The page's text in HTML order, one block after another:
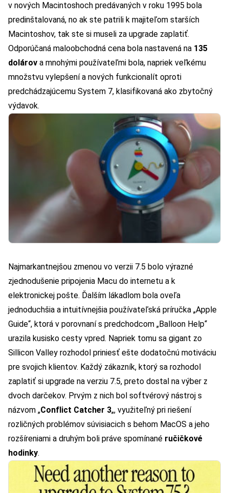
v nových Macintoshoch predávaných v roku 1995 bola
predinštalovaná, no ak ste patrili k majiteľom starších
Macintoshov, tak ste si museli za upgrade zaplatiť.
Odporúčaná maloobchodná cena bola nastavená na 135
dolárov a mnohými používateľmi bola, napriek veľkému
množstvu vylepšení a nových funkcionalít oproti
predchádzajúcemu System 7, klasifikovaná ako zbytočný
výdavok.
Najmarkantnejšou zmenou vo verzii 7.5 bolo výrazné
zjednodušenie pripojenia Macu do internetu a k
elektronickej pošte. Ďalším lákadlom bola oveľa
jednoduchšia a intuitívnejšia používateľská príručka „Apple
Guide“, ktorá v porovnaní s predchodcom „Balloon Help“
urazila kusisko cesty vpred. Napriek tomu sa gigant zo
Sillicon Valley rozhodol priniesť ešte dodatočnú motiváciu
pre svojich klientov. Každý zákazník, ktorý sa rozhodol
zaplatiť si upgrade na verziu 7.5, preto dostal na výber z
dvoch darčekov. Prvým z nich bol softvérový nástroj s
názvom „Conflict Catcher 3„, využiteľný pri riešení
rozličných problémov súvisiacich s behom MacOS a jeho
rozšíreniami a druhým boli práve spomínané ručičkové
hodinky.